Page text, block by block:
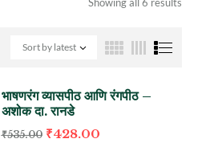
Sort by latest
भाषणरंग व्यासपीठ आणि रंगपीठ –
अशोक दा. रानडे
₹535.00 ₹428.00